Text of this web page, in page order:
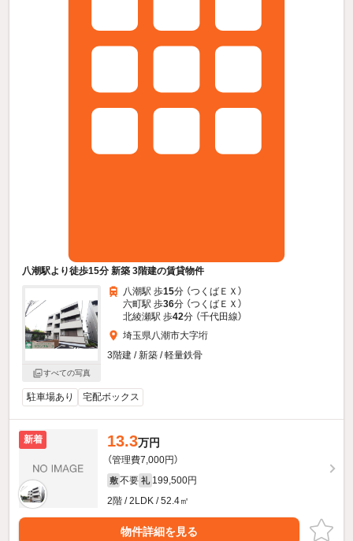
八潮駅より徒歩15分 新築 3階建の賃貸物件
すべての写真
八潮駅 歩15分 （つくばＥＸ）
六町駅 歩36分 （つくばＥＸ）
北綾瀬駅 歩42分 （千代田線）
埼玉県八潮市大字垳
3階建 / 新築 / 軽量鉄骨
駐車場あり 宅配ボックス
新着 13.3万円
（管理費7,000円）
敷 不要 礼 199,500円
2階 / 2LDK / 52.4㎡
物件詳細を見る